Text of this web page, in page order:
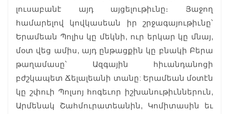
լուսաբանէ այդ այցելութիւնը։ Յաջող
համարելով կովկասեան իր շրջագայութիւնը՝
Երամեան Պոլիս կը մեկնի, ուր երկար կը մնայ,
մօտ վեց ամիս, այդ ընթացքին կը բնակի Բերա
թաղամասը՝ Ազգային հիւանդանոցի
բժշկապետ Ճելալեանի տանը: Երամեան մօտէն
կը շփուի Պոլսոյ հոգեւոր իշխանութիւններուն,
Արմենակ Շահմուրատեանին, Կոմիտասին եւ